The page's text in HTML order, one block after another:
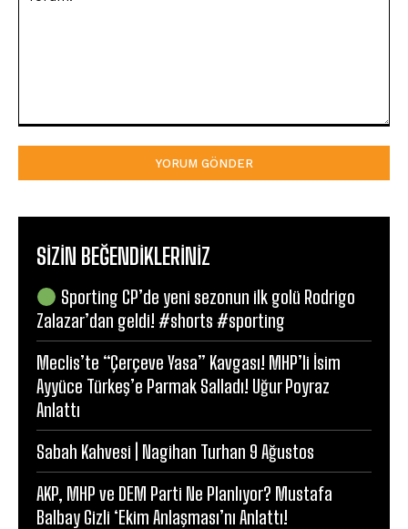
SIZIN BEĞENDIKLERINIZ
Sporting CP’de yeni sezonun ilk golü Rodrigo
Zalazar’dan geldi! #shorts #sporting
Meclis’te “Çerçeve Yasa” Kavgası! MHP’li İsim
Ayyüce Türkeş’e Parmak Salladı! Uğur Poyraz
Anlattı
Sabah Kahvesi | Nagihan Turhan 9 Ağustos
AKP, MHP ve DEM Parti Ne Planlıyor? Mustafa
Balbay Gizli ‘Ekim Anlaşması’nı Anlattı!